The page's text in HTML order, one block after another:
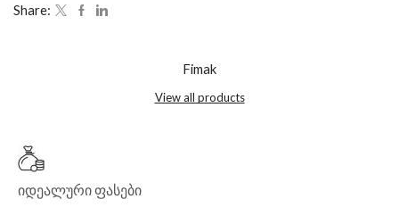
Share:
Fimak
View all products
იდეალური ფასები